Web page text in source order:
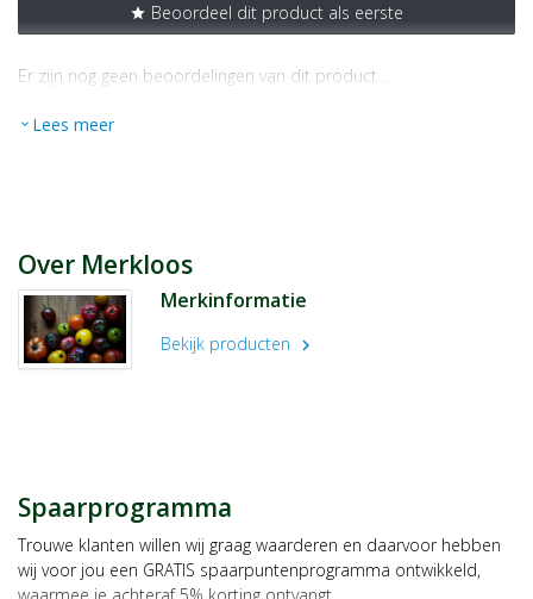
star Beoordeel dit product als eerste
Er zijn nog geen beoordelingen van dit product …
expand_more Lees meer
Over Merkloos
Merkinformatie
Bekijk producten chevron_right
Spaarprogramma
Trouwe klanten willen wij graag waarderen en daarvoor hebben
wij voor jou een GRATIS spaarpuntenprogramma ontwikkeld,